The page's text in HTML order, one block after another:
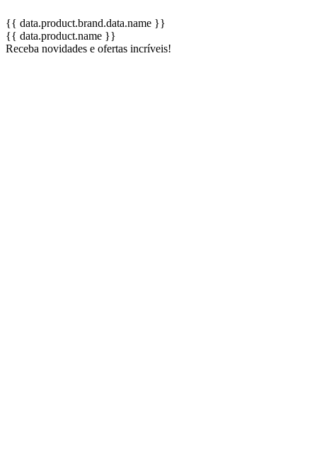
{{ data.product.brand.data.name }}
{{ data.product.name }}
Receba novidades e ofertas incríveis!